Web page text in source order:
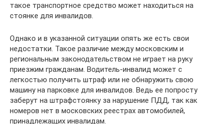
такое транспортное средство может находиться на
стоянке для инвалидов.
Однако и в указанной ситуации опять же есть свои
недостатки. Такое различие между московским и
региональным законодательством не играет на руку
приезжим гражданам. Водитель-инвалид может с
легкостью получить штраф или не обнаружить свою
машину на парковке для инвалидов. Ведь ее попросту
заберут на штрафстоянку за нарушение ПДД, так как
номеров нет в московских реестрах автомобилей,
принадлежащих инвалидам.